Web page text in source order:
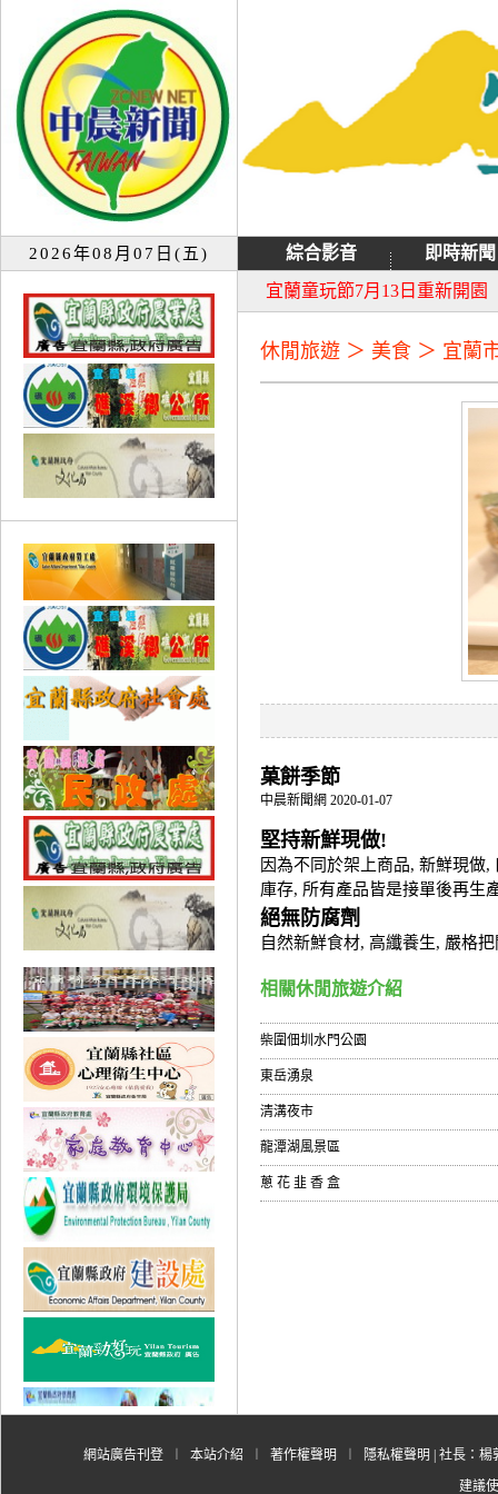
2026年08月07日(五) 綜合影音
即時新聞
宜蘭童玩節7月13日重新開園
大同音樂祭延期至8月9日禮
休閒旅遊 ＞ 美食 ＞ 宜蘭
菓餅季節
中晨新聞網 2020-01-07
堅持新鮮現做!
因為不同於架上商品, 新鮮現做
庫存, 所有產品皆是接單
絕無防腐劑
自然新鮮食材, 高纖養生, 嚴格
相關休閒旅遊介紹
柴圍佃圳水門公園
東岳湧泉
清溝夜市
龍潭湖風景區
蔥 花 韭 香 盒
網站廣告刊登 本站介紹 著作權聲明 隱私權聲明 | 社長：
建議